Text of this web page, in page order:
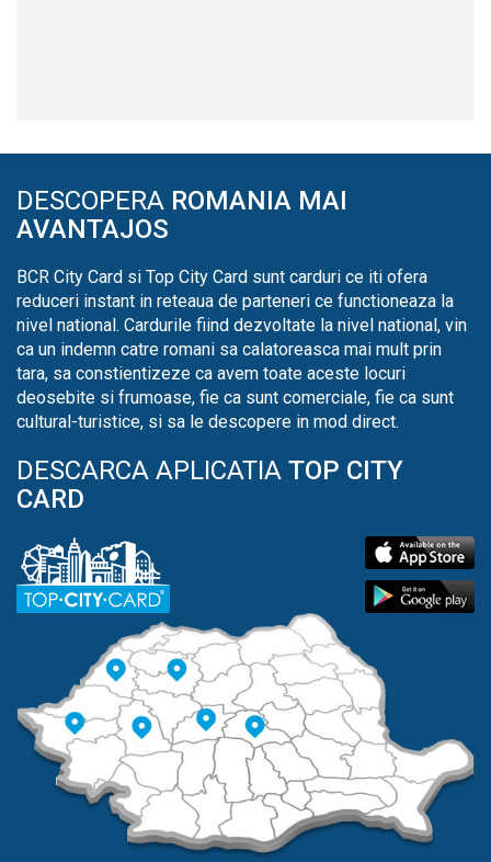
DESCOPERA ROMANIA MAI
AVANTAJOS
BCR City Card si Top City Card sunt carduri ce iti ofera
reduceri instant in reteaua de parteneri ce functioneaza la
nivel national. Cardurile fiind dezvoltate la nivel national, vin
ca un indemn catre romani sa calatoreasca mai mult prin
tara, sa constientizeze ca avem toate aceste locuri
deosebite si frumoase, fie ca sunt comerciale, fie ca sunt
cultural-turistice, si sa le descopere in mod direct.
DESCARCA APLICATIA TOP CITY
CARD